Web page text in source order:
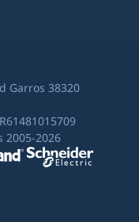
Garros 38320
2005-2026